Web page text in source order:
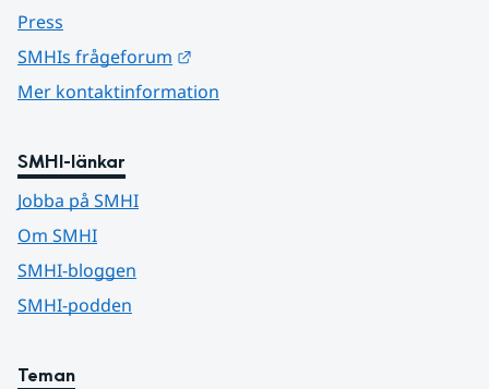
Press
SMHIs frågeforum
Mer kontaktinformation
SMHI-länkar
Jobba på SMHI
Om SMHI
SMHI-bloggen
SMHI-podden
Teman